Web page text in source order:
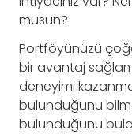
musun?
Portföyünüzü
bir avantaj
deneyimi
bulunduğunu
bulunduğunu